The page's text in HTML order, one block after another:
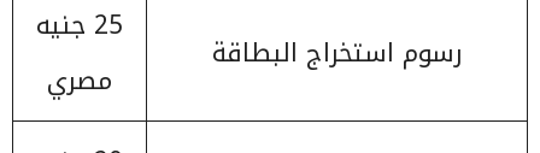
رسوم استخراج البطاقة
25 جنيه
مصري